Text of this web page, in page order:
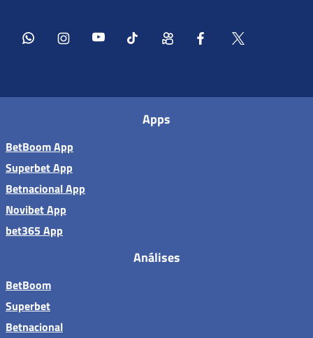
Apps
BetBoom App
Superbet App
Betnacional App
Novibet App
bet365 App
Análises
BetBoom
Superbet
Betnacional